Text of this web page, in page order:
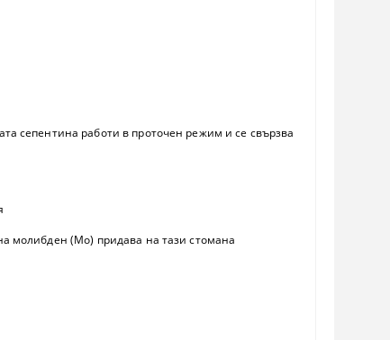
сепентина работи в проточен режим и се свързва
молибден (Мо) придава на тази стомана